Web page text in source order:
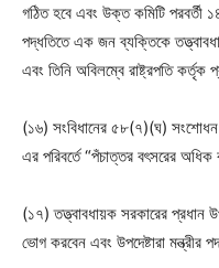
গঠিত হবে এবং উক্ত কমিটি
পদ্ধতিতে এক জন ব্যক্তিকে
এবং তিনি অবিলম্বে রাষ্ট্রপতি কর্তৃক
(১৬) সংবিধানের ৫৮(৭)(ঘ)
এর পরিবর্তে “পঁচাত্তর বৎসরের
(১৭) তত্ত্বাবধায়ক সরকারের প্রধান
ভোগ করবেন এবং উপদেষ্টারা মন্ত্রীর